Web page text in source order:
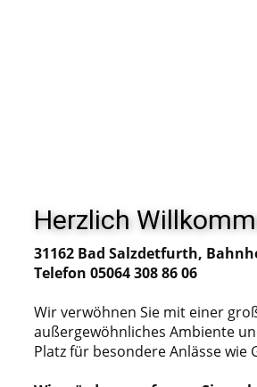
Herzlich
31162 Bad Salzdetfurth,
Telefon 05064 308 86 06
Wir verwöhnen Sie mit einer
außergewöhnliches Ambiente
Platz für besondere Anlässe